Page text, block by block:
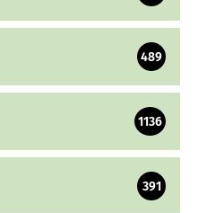
489
1136
391